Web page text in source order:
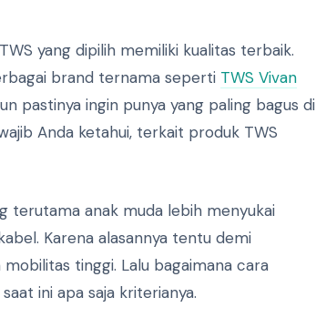
yang dipilih memiliki kualitas terbaik.
brand ternama seperti TWS Vivan
pastinya ingin punya yang paling bagus di
Anda ketahui, terkait produk TWS
terutama anak muda lebih menyukai
Karena alasannya tentu demi
tinggi. Lalu bagaimana cara
ini apa saja kriterianya.